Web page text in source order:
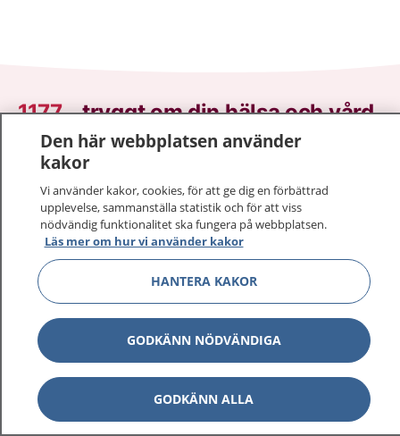
1177–tryggt om din hälsa och vård
På 1177.se får du råd om hälsa och information om
sjukdomar och vilka mottagningar du kan kontakta.
Logga in för att läsa din journal och göra dina
vårdärenden. Ring telefonnummer 1177 för
sjukvårdsrådgivning dygnet runt.
1177 ger dig råd när du vill må bättre.
1177 på flera språk Visa
Visa
Den här webbplatsen använder
kakor
Vi använder kakor, cookies, för att ge dig en förbättrad
upplevelse, sammanställa statistik och för att viss
nödvändig funktionalitet ska fungera på webbplatsen.
Läs mer om hur vi använder kakor
HANTERA KAKOR
GODKÄNN NÖDVÄNDIGA
GODKÄNN ALLA